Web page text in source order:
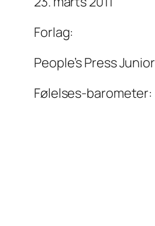
Forlag:
People’s Press Junior
Følelses-barometer: